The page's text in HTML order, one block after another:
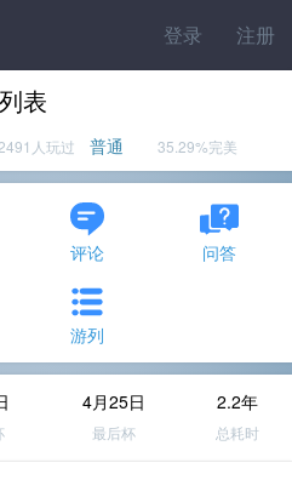
登录 注册
表
人玩过 普通 35.29%完美
评论 问答
游列
4月25日
最后杯
2.2年
总耗时